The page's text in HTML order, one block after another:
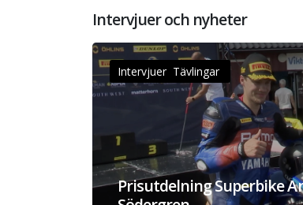
Intervjuer och nyheter
Intervjuer Tävlingar
Prisutdelning Superbike